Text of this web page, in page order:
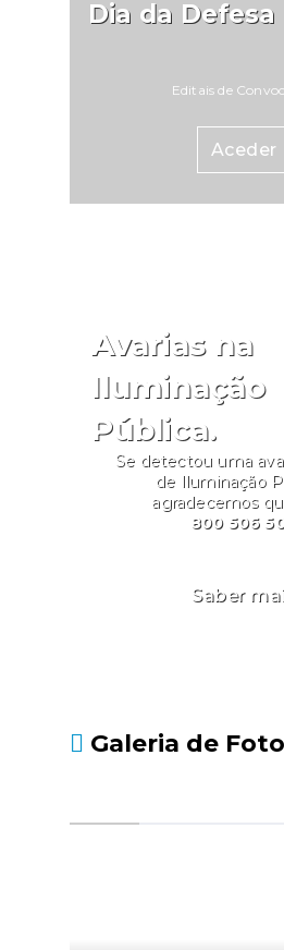
Dia da
Editais de
Aceder
Avarias na
Iluminação
Pública.
Se detectou uma
de Iluminação
agradecemos
800 506
Saber
Galeria de